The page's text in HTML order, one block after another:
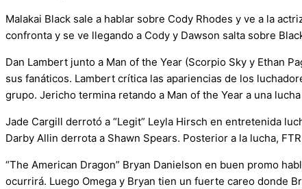
Malakai Black sale a hablar sobre Cody Rhodes y ve a la
confronta y se ve llegando a Cody y Dawson salta sobre
Dan Lambert junto a Man of the Year (Scorpio Sky y Ethan
sus fanáticos. Lambert crítica las apariencias de los
grupo. Jericho termina retando a Man of the Year a una
Jade Cargill derrotó a “Legit” Leyla Hirsch en entretenida
Darby Allin derrota a Shawn Spears. Posterior a la lucha,
“The American Dragon” Bryan Danielson en buen promo
ocurrirá. Luego Omega y Bryan tien un fuerte careo donde